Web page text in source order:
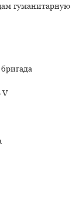
гуманитарную
V